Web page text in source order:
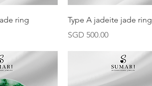
覽 ring
快速瀏覽
Type A jadeite jade ring
價格
SGD 500.00